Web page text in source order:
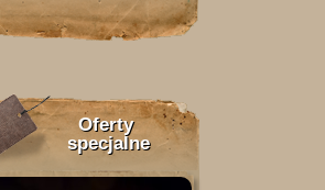
Oferty
specjalne